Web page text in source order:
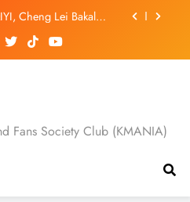
Cheng Lei Bakal
‘Tiket Sehala’
Sindiket Jenayah di
Bersama DK,
Lumpur
‘Tiket Sehala’
Fans Society Club (KMANIA)